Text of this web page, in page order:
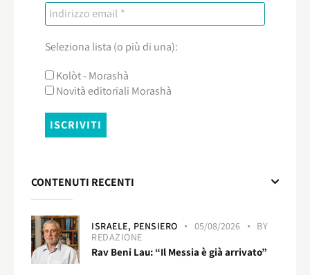
Seleziona lista (o più di una):
Kolòt - Morashà
Novità editoriali Morashà
CONTENUTI RECENTI
ISRAELE, PENSIERO 05/08/2026
BY
REDAZIONE
Rav Beni Lau: “Il Messia è già arrivato”